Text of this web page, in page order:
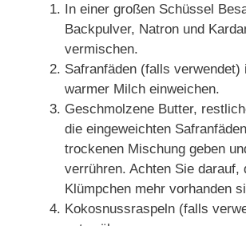
In einer großen Schüssel
Backpulver, Natron und
vermischen.
Safranfäden (falls verwendet)
warmer Milch einweichen.
Geschmolzene Butter,
die eingeweichten
trockenen Mischung geben
verrühren. Achten Sie darauf,
Klümpchen mehr vorhanden
Kokosnussraspeln (falls